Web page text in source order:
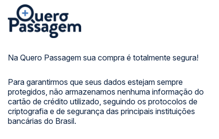
Na Quero Passagem sua compra é totalmente segura!
Para garantirmos que seus dados estejam sempre
protegidos, não armazenamos nenhuma informação do
cartão de crédito utilizado, seguindo os protocolos de
criptografia e de segurança das principais instituições
bancárias do Brasil.